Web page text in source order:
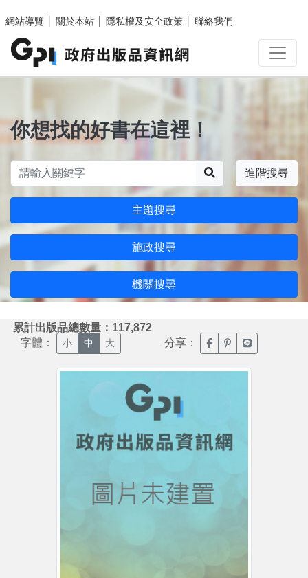
網站導覽
關於本站 隱私權及安全政策 聯絡我們
你想找的好書在這裡！
進階搜尋
主題搜尋
施政搜尋
機關搜尋
累計出版品總數量：117,872
字體： 小 中 大 分享： 臉書分享(另開新視窗)
噗浪分享(另開新
Line分享(另